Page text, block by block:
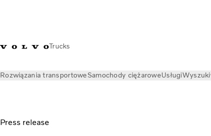
Trucks
Rozwiązania transportoweSamochody ciężaroweUsługi
Press release